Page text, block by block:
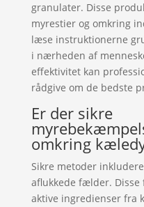
granulater. Disse
myrestier og omkring
læse instruktionerne
i nærheden af
effektivitet kan
rådgive om de bedste
Er der sikre
omkring
Sikre metoder
aflukkede fælder.
aktive ingredienser fra